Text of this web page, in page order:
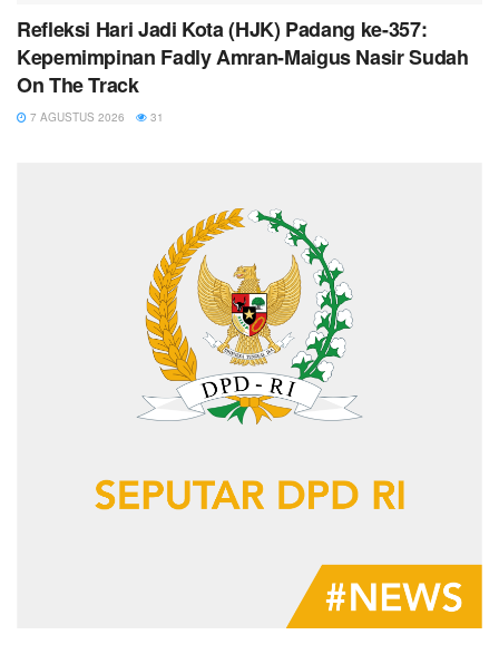
Refleksi Hari Jadi Kota (HJK) Padang ke-357:
Kepemimpinan Fadly Amran-Maigus Nasir Sudah
On The Track
7 AGUSTUS 2026 31